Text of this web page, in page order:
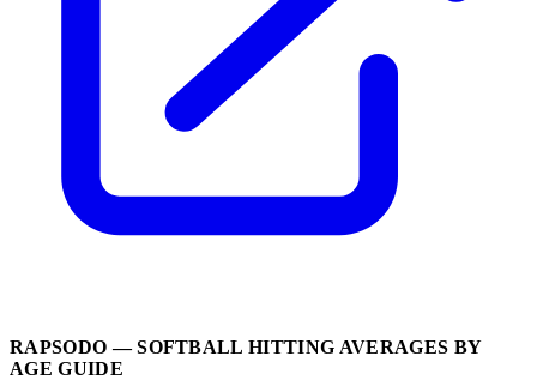
RAPSODO — SOFTBALL HITTING AVERAGES BY
AGE GUIDE